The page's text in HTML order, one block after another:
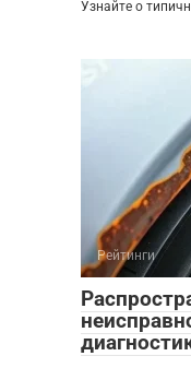
Узнайте о
Рейтинги